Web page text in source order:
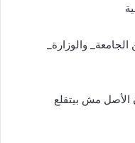
والوزارة_
مش بيتقلع